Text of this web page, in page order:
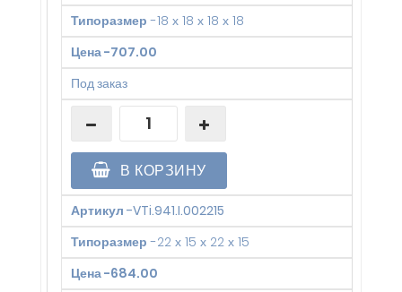
Типоразмер -18 х 18 х 18 х 18
Цена-707.00
Под заказ
В КОРЗИНУ
Артикул -VTi.941.I.002215
Типоразмер -22 х 15 х 22 х 15
Цена-684.00